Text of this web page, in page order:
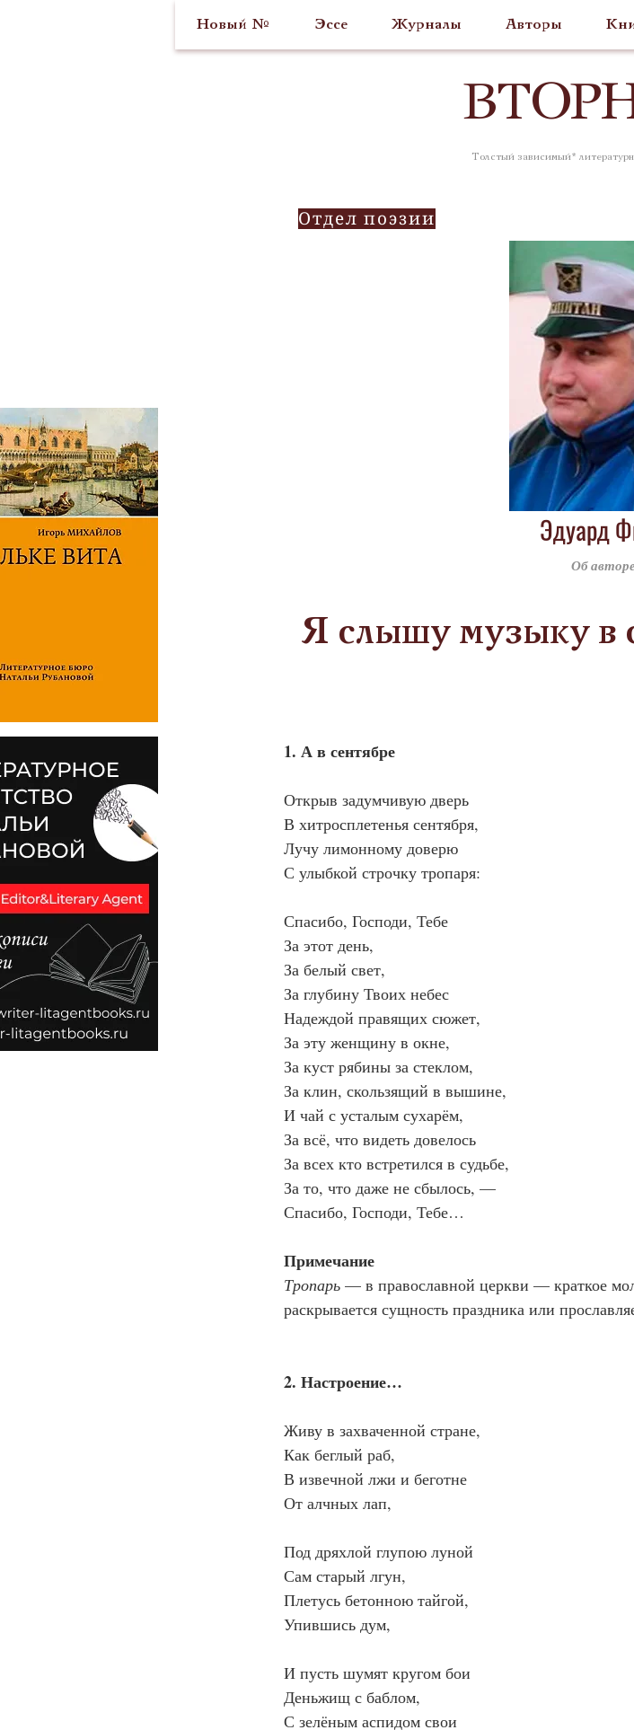
Новый № Эссе Журналы Авторы
ВТОР
Толстый зависимый*
Отдел поэзии
Эдуард
Об
Я слышу музыку в
1. А в сентябре
Открыв задумчивую дверь
В хитросплетенья сентября,
Лучу лимонному доверю
С улыбкой строчку тропаря:
Спасибо, Господи, Тебе
За этот день,
За белый свет,
За глубину Твоих небес
Надеждой правящих сюжет,
За эту женщину в окне,
За куст рябины за стеклом,
За клин, скользящий в вышине,
И чай с усталым сухарём,
За всё, что видеть довелось
За всех кто встретился в судьбе,
За то, что даже не сбылось, —
Спасибо, Господи, Тебе…
Примечание
Тропарь — в православной церкви — краткое
раскрывается сущность праздника или
2. Настроение…
Живу в захваченной стране,
Как беглый раб,
В извечной лжи и беготне
От алчных лап,
Под дряхлой глупою луной
Сам старый лгун,
Плетусь бетонною тайгой,
Упившись дум,
И пусть шумят кругом бои
Деньжищ с баблом,
С зелёным аспидом свои